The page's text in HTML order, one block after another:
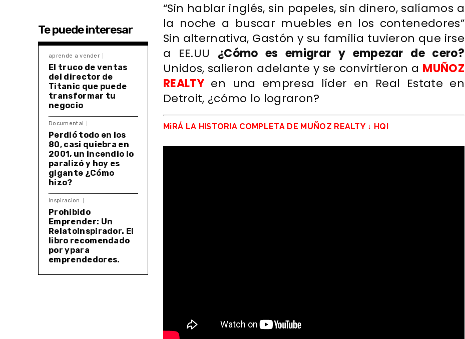
Te puede interesar
aprende a vender
El truco de ventas
del director de
Titanic que puede
transformar tu
negocio
Documental
Perdió todo en los
80, casi quiebra en
2001, un incendio lo
paralizó y hoy es
gigante ¿Cómo
hizo?
Inspiracion
Prohibido
Emprender: Un
RelatoInspirador. El
libro recomendado
por ypara
emprendedores.
“Sin hablar inglés, sin papeles, sin dinero, salíamos a
la noche a buscar muebles en los contenedores”
Sin alternativa, Gastón y su familia tuvieron que irse
a EE.UU ¿Cómo es emigrar y empezar de cero?
Unidos, salieron adelante y se convirtieron a MUÑOZ
REALTYen una empresa líder en Real Estate en
Detroit, ¿cómo lo lograron?
MiRÁ LA HISTORIA COMPLETA DE MUÑOZ REALTY ↓ HQI